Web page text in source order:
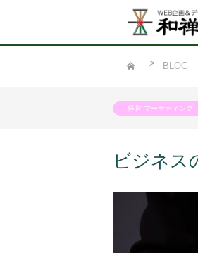
BLOG
経営 マーケティング
ビジネス